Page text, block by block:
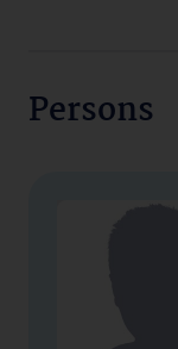
Persons